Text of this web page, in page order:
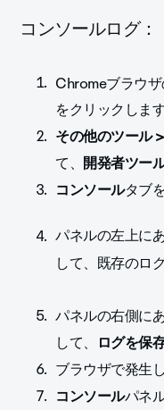
コンソールログ：
Chromeブラウ
をクリックします
その他のツール
て、 開発者ツー
コンソールタブ
パネルの左上に
して、 既存のロ
パネルの右側に
して、 ログを保
ブラウザで発生
コンソールパネ